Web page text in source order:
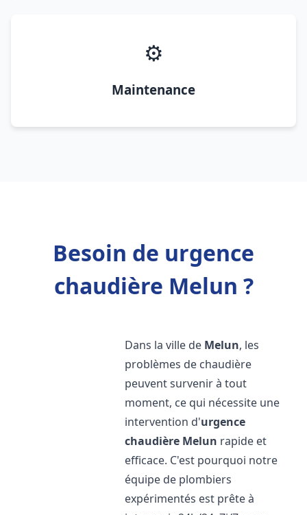
⚙️
Maintenance
Besoin de urgence
chaudière Melun ?
Dans la ville de Melun, les
problèmes de chaudière
peuvent survenir à tout
moment, ce qui nécessite une
intervention d'urgence
chaudière Melun rapide et
efficace. C'est pourquoi notre
équipe de plombiers
expérimentés est prête à